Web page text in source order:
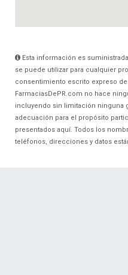
Esta información es
se puede utilizar para cualquier
consentimiento escrito expreso
FarmaciasDePR.com no hace
incluyendo sin limitación ninguna
adecuación para el propósito
presentados aquí. Todos los
teléfonos, direcciones y datos